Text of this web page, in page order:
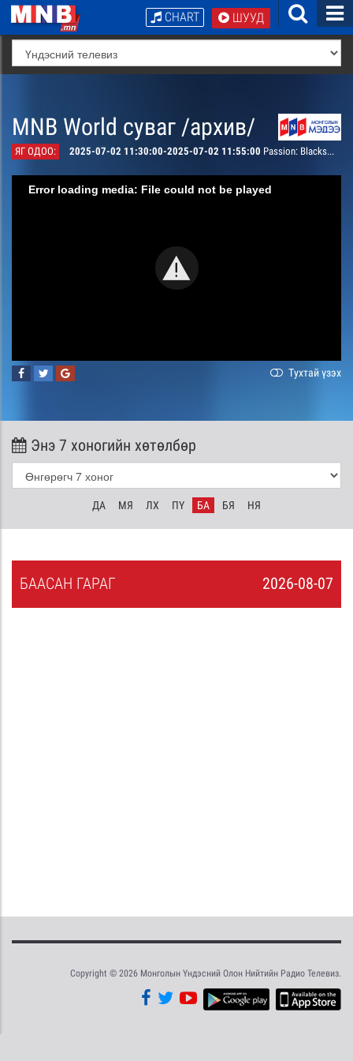
ШУУД
CHART
MNB World суваг /архив/
ЯГ ОДОО: 2025-07-02 11:30:00-2025-07-02 11:55:00 Passion: Blacksmithing
Error loading media: File could not be played
Тухтай үзэх
Энэ 7 хоногийн хөтөлбөр
ДА МЯ ЛХ ПҮ БА БЯ НЯ
2026-08-07
БААСАН ГАРАГ
Copyright © 2026 Монголын Үндэсний Олон Нийтийн Радио Телевиз.